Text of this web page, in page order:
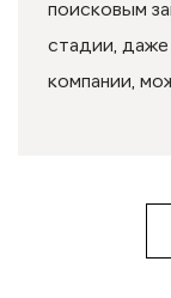
поисковым
стадии, даже
компании,